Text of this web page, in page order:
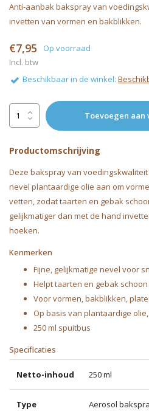
Anti-aanbak bakspray van
invetten van vormen en bakblikken.
€7,95
Op voorraad
Incl. btw
Beschikbaar in de winkel:
Toevoegen
Productomschrijving
Deze bakspray van
nevel plantaardige olie aan om
vetten, zodat taarten en gebak
gelijkmatiger dan met de hand
hoeken.
Kenmerken
Fijne, gelijkmatige nevel voor
Helpt taarten en gebak
Voor vormen, bakblikken,
Op basis van plantaardige
250 ml spuitbus
Specificaties
Netto-inhoud 250 ml
Type Aerosol